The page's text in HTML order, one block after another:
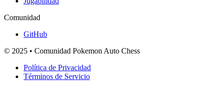
Comunidad
GitHub
© 2025 • Comunidad Pokemon Auto Chess
Política de Privacidad
Términos de Servicio